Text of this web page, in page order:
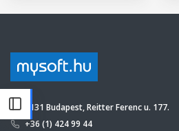
1131 Budapest, Reitter Ferenc u. 177.
+36 (1) 424 99 44